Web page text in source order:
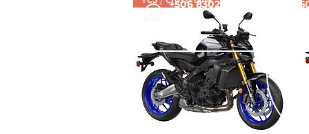
+506 8302 7848